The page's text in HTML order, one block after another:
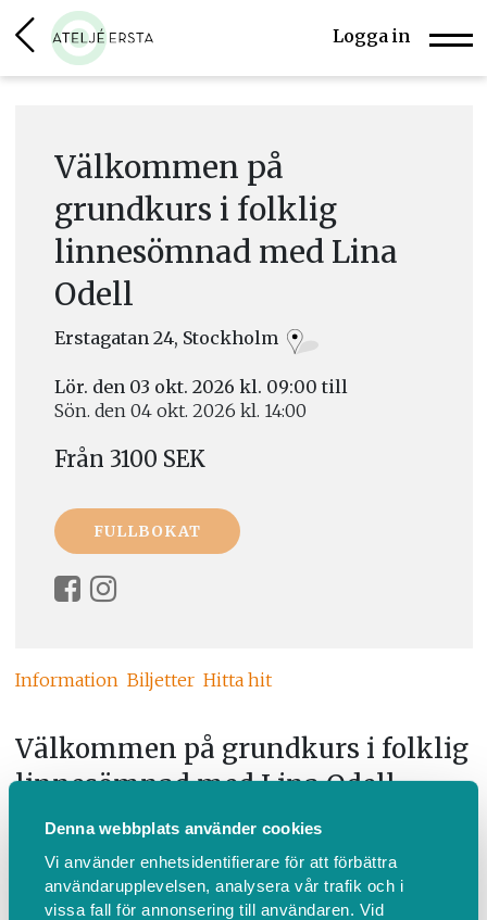
Denna webbplats använder cookies
Vi använder enhetsidentifierare för att förbättra
användarupplevelsen, analysera vår trafik och i
vissa fall för annonsering till användaren. Vid
Logga in
Välkommen på
grundkurs i folklig
linnesömnad med Lina
Odell
Erstagatan 24, Stockholm
Lör. den 03 okt. 2026 kl. 09:00 till
Sön. den 04 okt. 2026 kl. 14:00
Från 3100 SEK
Information Biljetter Hitta hit
Välkommen på grundkurs i folklig
linnesömnad med Lina Odell
Lina Odell bjuder in till höstens grundkurs i folklig
linnesömnad – en kurs där hantverket, historien och
modet att tolka fritt får mötas.